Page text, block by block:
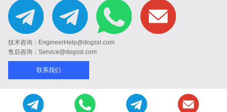
技术咨询：EngineerHelp@dogssl.com
售后咨询：Service@dogssl.com
联系我们
© 2004-2024 DogSSL.com 版权所有 Cookies政策 | SSl证书服务协议 |